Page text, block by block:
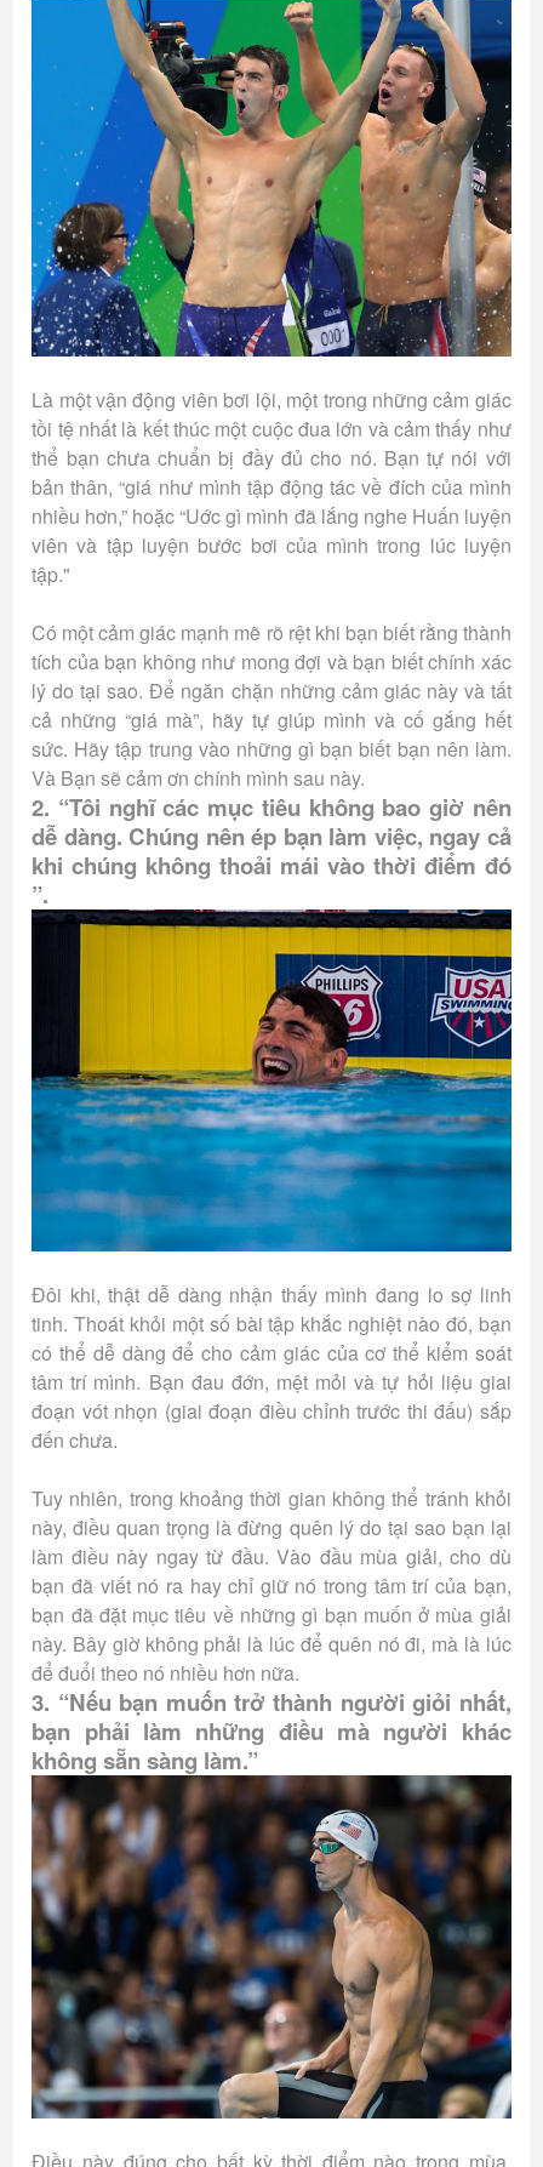
Là một vận động viên bơi lội, một trong những cảm giác
tồi tệ nhất là kết thúc một cuộc đua lớn và cảm thấy như
thể bạn chưa chuẩn bị đầy đủ cho nó. Bạn tự nói với
bản thân, “giá như mình tập động tác về đích của mình
nhiều hơn,” hoặc “Uớc gì mình đã lắng nghe Huấn luyện
viên và tập luyện bước bơi của mình trong lúc luyện
tập."
Có một cảm giác mạnh mẽ rõ rệt khi bạn biết rằng thành
tích của bạn không như mong đợi và bạn biết chính xác
lý do tại sao. Để ngăn chặn những cảm giác này và tất
cả những “giá mà”, hãy tự giúp mình và cố gắng hết
sức. Hãy tập trung vào những gì bạn biết bạn nên làm.
Và Bạn sẽ cảm ơn chính mình sau này.
2. “Tôi nghĩ các mục tiêu không bao giờ nên
dễ dàng. Chúng nên ép bạn làm việc, ngay cả
khi chúng không thoải mái vào thời điểm đó
”.
Đôi khi, thật dễ dàng nhận thấy mình đang lo sợ linh
tinh. Thoát khỏi một số bài tập khắc nghiệt nào đó, bạn
có thể dễ dàng để cho cảm giác của cơ thể kiểm soát
tâm trí mình. Bạn đau đớn, mệt mỏi và tự hỏi liệu giai
đoạn vót nhọn (giai đoạn điều chỉnh trước thi đấu) sắp
đến chưa.
Tuy nhiên, trong khoảng thời gian không thể tránh khỏi
này, điều quan trọng là đừng quên lý do tại sao bạn lại
làm điều này ngay từ đầu. Vào đầu mùa giải, cho dù
bạn đã viết nó ra hay chỉ giữ nó trong tâm trí của bạn,
bạn đã đặt mục tiêu về những gì bạn muốn ở mùa giải
này. Bây giờ không phải là lúc để quên nó đi, mà là lúc
để đuổi theo nó nhiều hơn nữa.
3. “Nếu bạn muốn trở thành người giỏi nhất,
bạn phải làm những điều mà người khác
không sẵn sàng làm.”
Điều này đúng cho bất kỳ thời điểm nào trong mùa.